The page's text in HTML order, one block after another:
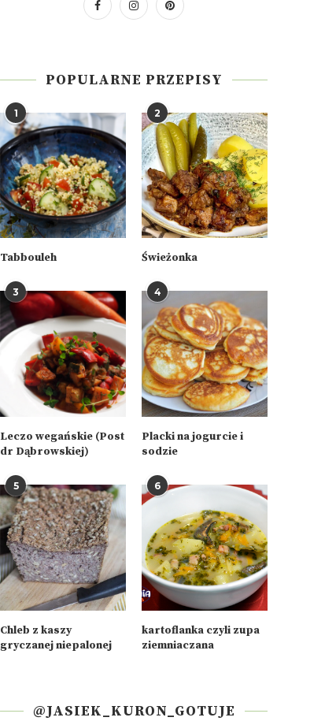
POPULARNE PRZEPISY
1
Tabbouleh
2
Świeżonka
3
Leczo wegańskie (Post
dr Dąbrowskiej)
4
Placki na jogurcie i
sodzie
5
Chleb z kaszy
gryczanej niepalonej
6
kartoflanka czyli zupa
ziemniaczana
@JASIEK_KURON_GOTUJE